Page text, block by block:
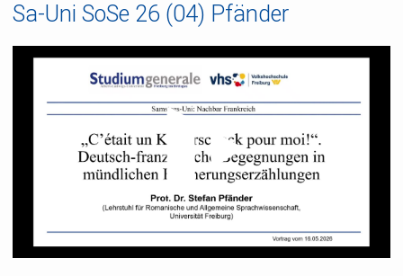
Sa-Uni SoSe 26 (04) Pfänder